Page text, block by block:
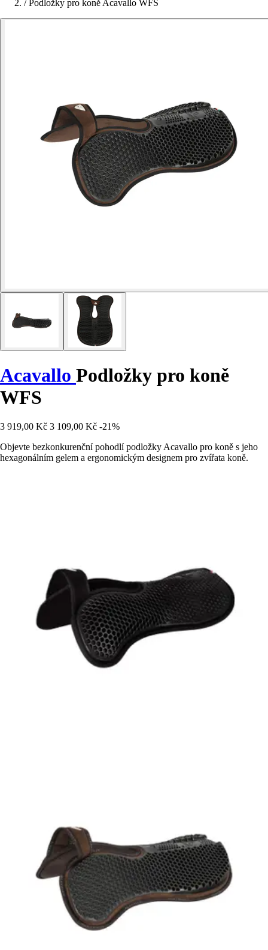
/ Podložky pro koně Acavallo WFS
Acavallo Podložky pro koně
WFS
3 919,00 Kč 3 109,00 Kč -21%
Objevte bezkonkurenční pohodlí podložky Acavallo pro koně s jeho
hexagonálním gelem a ergonomickým designem pro zvířata koně.